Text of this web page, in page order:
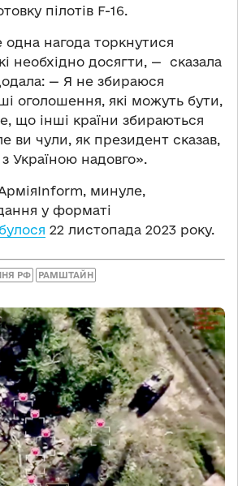
пілотів F-16.
нагода торкнутися
необхідно досягти, — сказала
— Я не збираюся
оголошення, які можуть бути,
що інші країни збираються
ви чули, як президент сказав,
Україною надовго».
минуле,
у форматі
22 листопада 2023 року.
РФ РАМШТАЙН